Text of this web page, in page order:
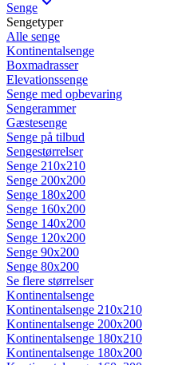
Senge
Sengetyper
Alle senge
Kontinentalsenge
Boxmadrasser
Elevationssenge
Senge med opbevaring
Sengerammer
Gæstesenge
Senge på tilbud
Sengestørrelser
Senge 210x210
Senge 200x200
Senge 180x200
Senge 160x200
Senge 140x200
Senge 120x200
Senge 90x200
Senge 80x200
Se flere størrelser
Kontinentalsenge
Kontinentalsenge 210x210
Kontinentalsenge 200x200
Kontinentalsenge 180x210
Kontinentalsenge 180x200